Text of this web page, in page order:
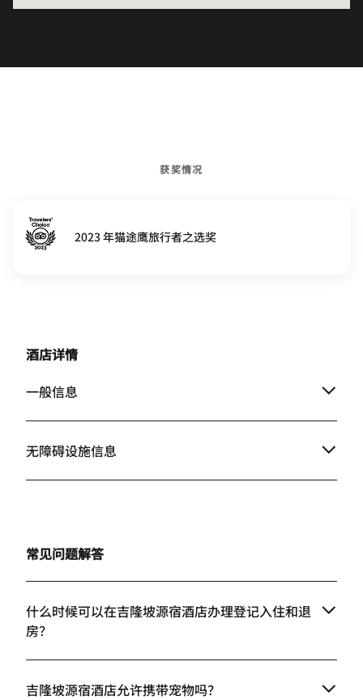
获奖情况
2023 年猫途鹰旅行者之选奖
酒店详情
一般信息
无障碍设施信息
常见问题解答
什么时候可以在吉隆坡源宿酒店办理登记入住和退
房？
吉隆坡源宿酒店允许携带宠物吗？